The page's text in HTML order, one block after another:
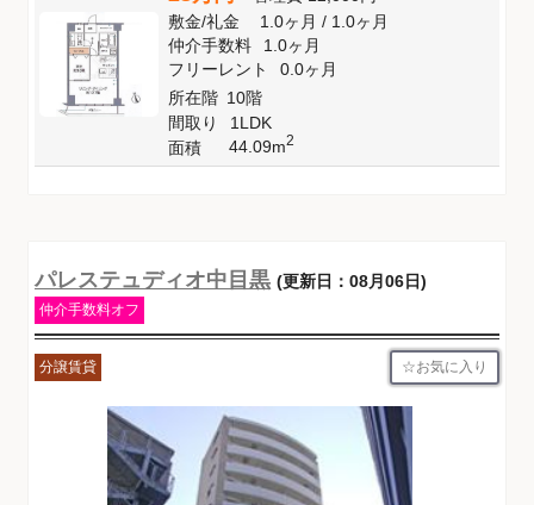
敷金/礼金 1.0ヶ月/ 1.0ヶ月
仲介手数料
1.0ヶ月
フリーレント
0.0ヶ月
所在階 10階
間取り
1LDK
面積
44.09m2
パレステュディオ中目黒 (更新日：08月06日)
仲介手数料オフ
分譲賃貸 お気に入り